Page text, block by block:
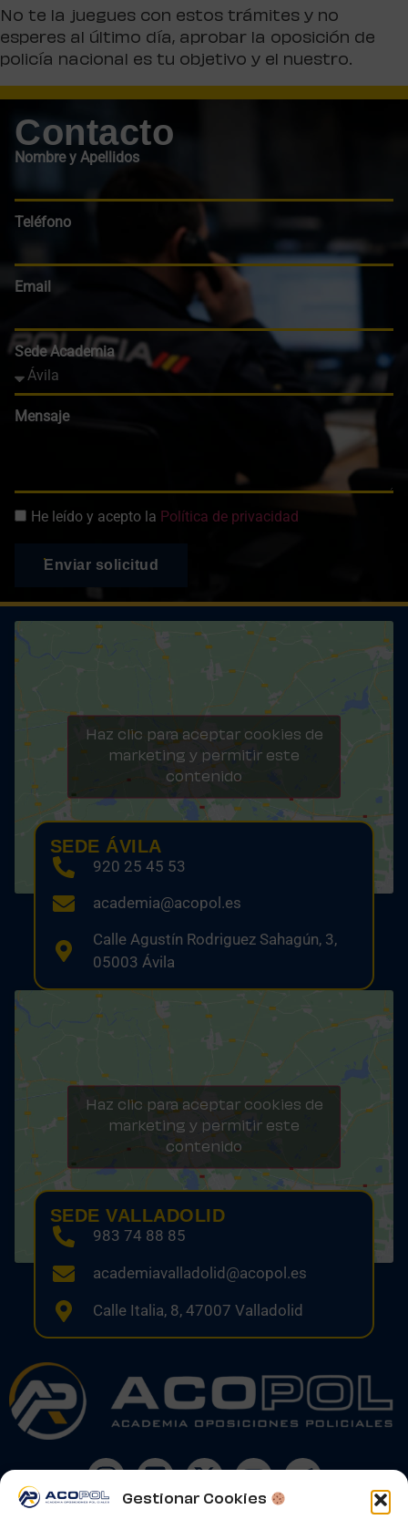
Gestionar Cookies
No te la juegues con estos trámites y no
esperes al último día, aprobar la oposición de
policía nacional es tu objetivo y el nuestro.
Contacto
Nombre y Apellidos
Teléfono
Email
Sede Academia
Mensaje
He leído y acepto la Política de privacidad
Enviar solicitud
Haz clic para aceptar cookies de
marketing y permitir este
contenido
SEDE ÁVILA
920 25 45 53
academia@acopol.es
Calle Agustín Rodriguez Sahagún, 3,
05003 Ávila
Haz clic para aceptar cookies de
marketing y permitir este
contenido
SEDE VALLADOLID
983 74 88 85
academiavalladolid@acopol.es
Calle Italia, 8, 47007 Valladolid